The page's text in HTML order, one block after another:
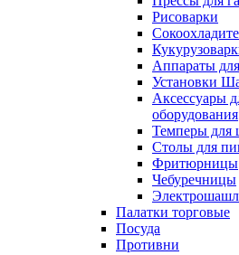
Рисоварки
Аппараты
Установки
Аксессуары
оборудования
Темперы для
Столы для
Фритюрницы
Чебуречницы
Палатки торговые
Посуда
Противни